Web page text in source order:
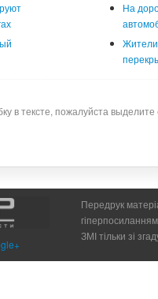
На
Жители
в тексте, пожалуйста
Передрук
ЗМІ тільки зі